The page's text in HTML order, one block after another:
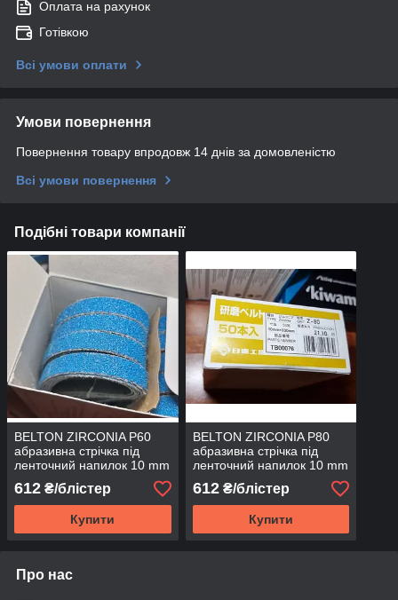
Оплата на рахунок
Готівкою
Всі умови оплати
Умови повернення
Повернення товару впродовж 14 днів за домовленістю
Всі умови повернення
Подібні товари компанії
BELTON ZIRCONIA P60
абразивна стрічка під
ленточний напилок 10 mm
x 330 mm цірконіт (блістер
5шт)
612 ₴/блістер
Купити
BELTON ZIRCONIA P80
абразивна стрічка під
ленточний напилок 10 mm
x 330 mm цірконіт (блістер
5шт)
612₴/блістер
Купити
Про нас